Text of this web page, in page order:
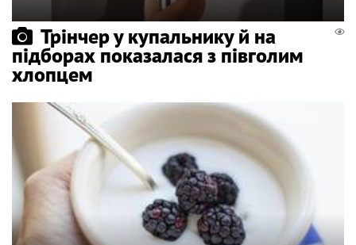
Трінчер у купальнику й на
підборах показалася з півголим
хлопцем